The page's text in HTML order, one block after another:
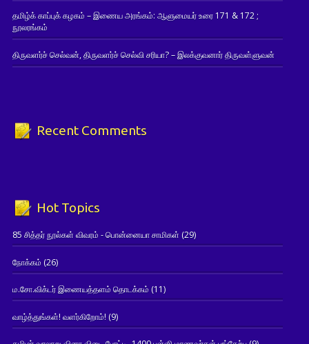
தமிழ்க் காப்புக் கழகம் – இணைய அரங்கம்: ஆளுமையர் உரை 171 & 172 ;
நூலரங்கம்
திருவளர்ச் செல்வன், திருவளர்ச் செல்வி சரியா? – இலக்குவனார் திருவள்ளுவன்
Recent Comments
Hot Topics
85 சித்தர் நூல்கள் விவரம் - பொன்னையா சாமிகள் (29)
நோக்கம் (26)
ம.சோ.விக்டர் இணையத்தளம் தொடக்கம் (11)
வாழ்த்துங்கள்! வளர்கிறோம்! (9)